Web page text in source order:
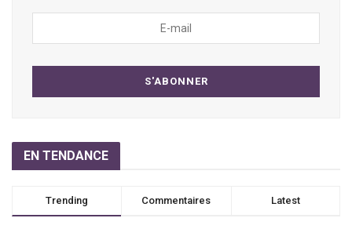
EN TENDANCE
Trending Commentaires Latest